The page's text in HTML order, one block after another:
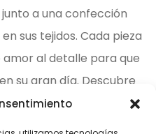
a una confección
sus tejidos. Cada pieza
al detalle para que
su gran día. Descubre
en Eva Navarro